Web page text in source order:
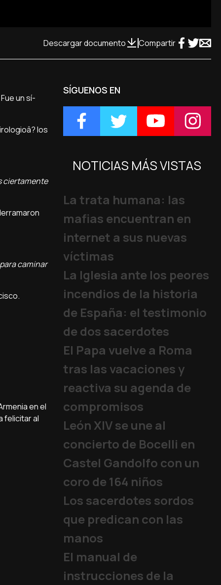
Descargar documento Compartir
un sí­
los
ciertamente
caminar
en el
felicitar al
SÍGUENOS EN
NOTICIAS MÁS VISTAS
La trata humana: las
mafias encuentran en
internet a sus nuevas
víctimas
La Iglesia ante los peores
incendios de la historia
de España: el testimonio
de dos sacerdotes
El Papa vuelve a Roma
tras las vacaciones y
reactiva su agenda de
compromisos
León XIV se une al
concierto de Bocelli en
Castel Gandolfo con un
coro de 164 niños
Los sacerdotes sordos
que predican con las
manos
El manual de
instrucciones de la